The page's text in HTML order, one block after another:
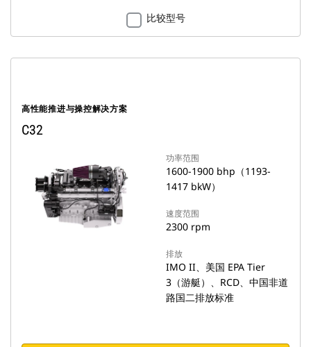
比较型号
高性能推进与操控解决方案
C32
功率范围
1600-1900 bhp（1193-
1417 bkW）
速度范围
2300 rpm
排放
IMO II、美国 EPA Tier
3（游艇）、RCD、中国非道
路国二排放标准